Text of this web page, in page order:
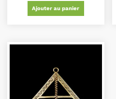
Ajouter au panier